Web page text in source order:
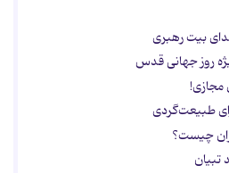
بیت رهبری
روز جهانی قدس
مجازی!
چیست؟
تبیان